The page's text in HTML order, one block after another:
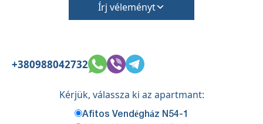
Írj véleményt
+380988042732
Kérjük, válassza ki az apartmant:
Afitos Vendégház N54-1